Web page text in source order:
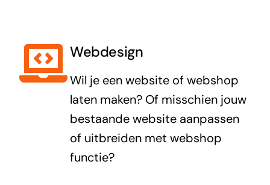
Webdesign
Wil je een website of webshop
laten maken? Of misschien jouw
bestaande website aanpassen
of uitbreiden met webshop
functie?